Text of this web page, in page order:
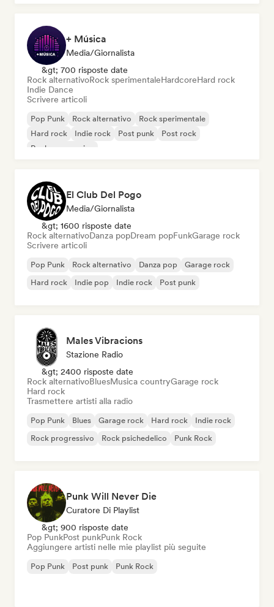
+ Música
Media/Giornalista
&gt; 700 risposte date
Rock alternativoRock sperimentaleHardcoreHard rock
Indie Dance
Scrivere articoli
Pop Punk Rock alternativo
Rock sperimentale
Hard rock
Indie rock Post punk
Post rock
Rock progressivo
El Club Del Pogo
Media/Giornalista
&gt; 1600 risposte date
Rock alternativoDanza popDream popFunkGarage rock
Scrivere articoli
Pop Punk Rock alternativo Danza pop
Garage rock
Hard rock
Indie pop Indie rock Post punk
Males Vibracions
Stazione Radio
&gt; 2400 risposte date
Rock alternativoBluesMusica countryGarage rock
Hard rock
Trasmettere artisti alla radio
Pop Punk Blues Garage rock Hard rock
Indie rock
Rock progressivo
Rock psichedelico Punk Rock
Punk Will Never Die
Curatore Di Playlist
&gt; 900 risposte date
Pop PunkPost punkPunk Rock
Aggiungere artisti nelle mie playlist più seguite
Pop Punk Post punk Punk Rock